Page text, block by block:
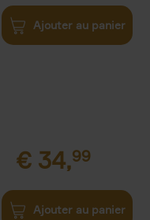
Ajouter au panier
€ 34,99
Ajouter au panier